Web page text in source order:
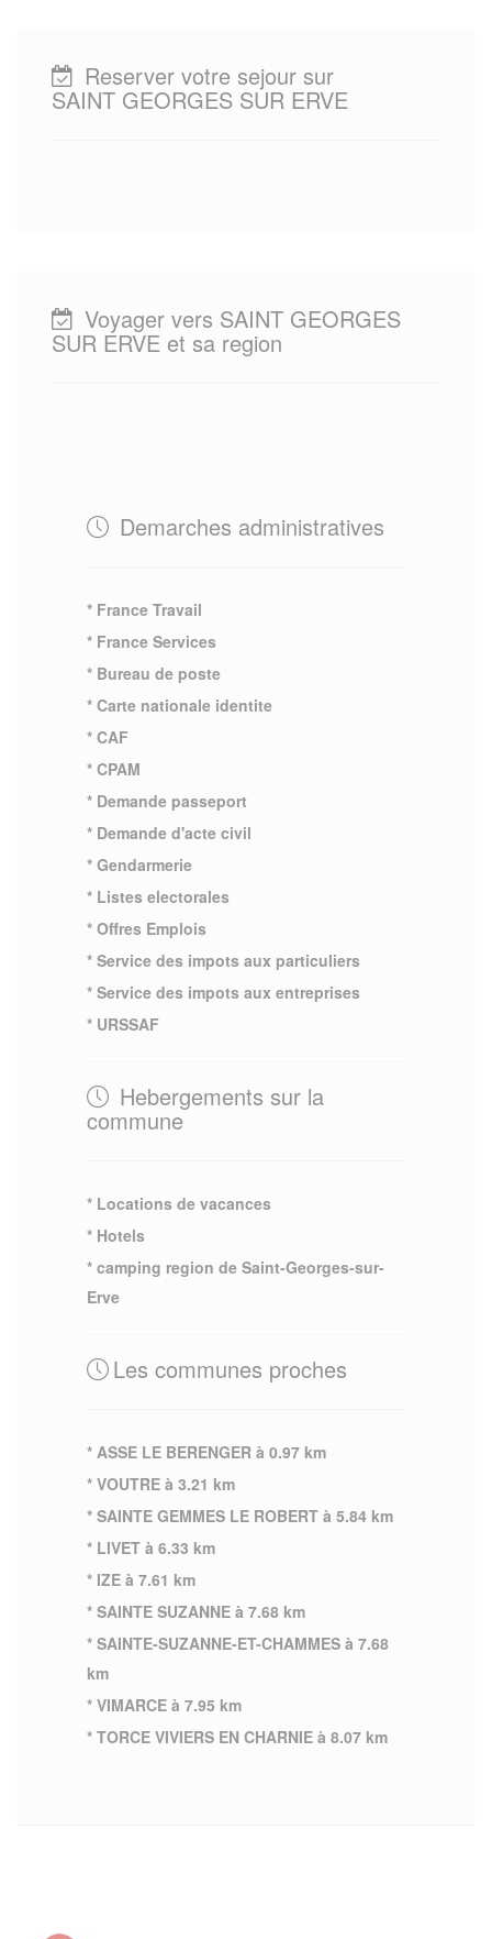
Reserver votre sejour sur
SAINT GEORGES SUR ERVE
Voyager vers SAINT GEORGES
SUR ERVE et sa region
Demarches administratives
* France Travail
* France Services
* Bureau de poste
* Carte nationale identite
* CAF
* CPAM
* Demande passeport
* Demande d'acte civil
* Gendarmerie
* Listes electorales
* Offres Emplois
* Service des impots aux particuliers
* Service des impots aux entreprises
* URSSAF
Hebergements sur la
commune
* Locations de vacances
* Hotels
* camping region de Saint-Georges-sur-
Erve
Les communes proches
* ASSE LE BERENGER à 0.97 km
* VOUTRE à 3.21 km
* SAINTE GEMMES LE ROBERT à 5.84 km
* LIVET à 6.33 km
* IZE à 7.61 km
* SAINTE SUZANNE à 7.68 km
* SAINTE-SUZANNE-ET-CHAMMES à 7.68
km
* VIMARCE à 7.95 km
* TORCE VIVIERS EN CHARNIE à 8.07 km